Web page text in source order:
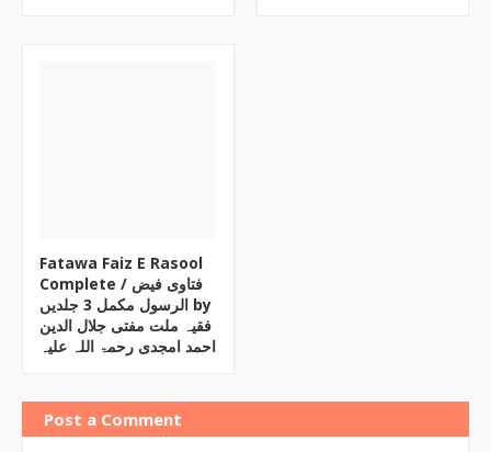
Fatawa Faiz E Rasool
Complete / فتاوی فیض
الرسول مکمل 3 جلدیں by
فقیہ ملت مفتی جلال الدین
احمد امجدی رحمۃ اللہ علیہ
Post a Comment